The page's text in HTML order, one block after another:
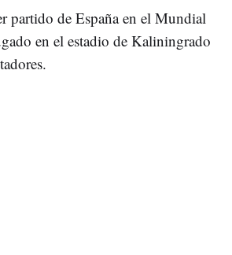
partido de España en el Mundial
en el estadio de Kaliningrado